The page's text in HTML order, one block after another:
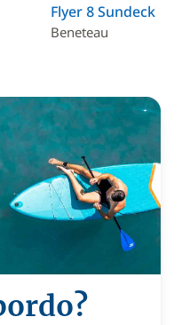
Flyer 8 Sundeck
Beneteau